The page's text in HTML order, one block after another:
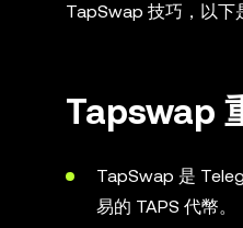
TapSwap 技巧，以下
Tapswap
TapSwap 是
易的 TAPS 代幣。